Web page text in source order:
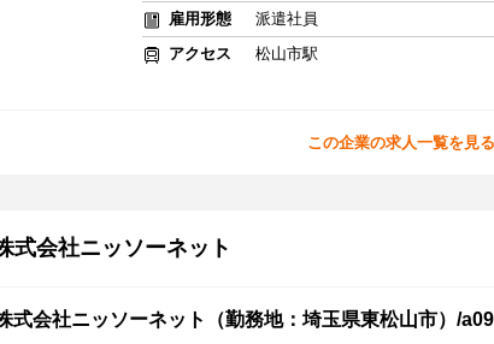
雇用形態
派遣社員
アクセス
松山市駅
この企業の求人一覧を見る
式会社ニッソーネット
式会社ニッソーネット（勤務地：埼玉県東松山市）/